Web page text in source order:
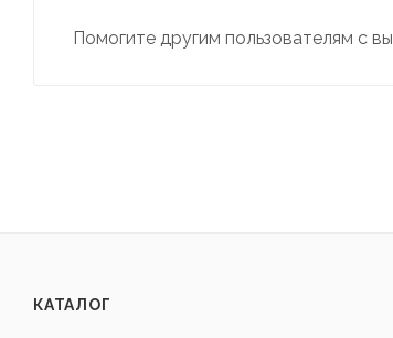
Помогите другим пользователям с
КАТАЛОГ